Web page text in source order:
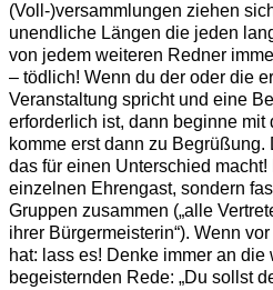
(Voll-)versammlungen ziehen
unendliche Längen die jeden
von jedem weiteren Redner
– tödlich! Wenn du der oder die
Veranstaltung spricht und eine
erforderlich ist, dann beginne mit
komme erst dann zu
das für einen Unterschied
einzelnen Ehrengast, sondern
Gruppen zusammen („alle
ihrer Bürgermeisterin“). Wenn
hat: lass es! Denke immer an
begeisternden Rede: „Du sollst